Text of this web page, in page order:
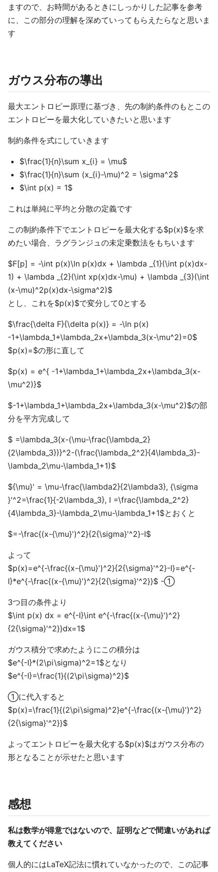
ますので、お時間があるときにしっかりした記事を参考
に、この部分の理解を深めていってもらえたらなと思いま
す
ガウス分布の導出
最大エントロピー原理に基づき、先の制約条件のもとこの
エントロピーを最大化していきたいと思います
制約条件を式にしていきます
$\frac{1}{n}\sum x_{i} = \mu$
$\frac{1}{n}\sum (x_{i}-\mu)^2 = \sigma^2$
$\int p(x) = 1$
これは単純に平均と分散の定義です
この制約条件下でエントロピーを最大化する$p(x)$を求
めたい場合、ラグランジュの未定乗数法をもちいます
$F[p] = -\int p(x)\ln p(x)dx + \lambda _{1}(\int p(x)dx-
1) + \lambda _{2}(\int xp(x)dx-\mu) + \lambda _{3}(\int
(x-\mu)^2p(x)dx-\sigma^2)$
とし、これを$p(x)$で変分して0とする
$\frac{\delta F}{\delta p(x)} = -\ln p(x)
-1+\lambda_1+\lambda_2x+\lambda_3(x-\mu^2)=0$
$p(x)=$の形に直して
$p(x) = e^{ -1+\lambda_1+\lambda_2x+\lambda_3(x-
\mu^2)}$
$-1+\lambda_1+\lambda_2x+\lambda_3(x-\mu^2)$の部
分を平方完成して
$ =\lambda_3{x-(\mu-\frac{\lambda_2}
{2\lambda_3})}^2-(\frac{\lambda_2^2}{4\lambda_3}-
\lambda_2\mu-\lambda_1+1)$
${\mu}' = \mu-\frac{\lambda2}{2\lambda3}, {\sigma
}'^2=\frac{1}{-2\lambda_3}, I =\frac{\lambda_2^2}
{4\lambda_3}-\lambda_2\mu-\lambda_1+1$とおくと
$=-\frac{(x-{\mu}')^2}{2{\sigma}'^2}-I$
よって
$p(x)=e^{-\frac{(x-{\mu}')^2}{2{\sigma}'^2}-I}=e^{-
I}*e^{-\frac{(x-{\mu}')^2}{2{\sigma}'^2}}$ -①
3つ目の条件より
$\int p(x) dx = e^{-I}\int e^{-\frac{(x-{\mu}')^2}
{2{\sigma}'^2}}dx=1$
ガウス積分で求めたようにこの積分は
$e^{-I}*(2\pi\sigma)^2=1$となり
$e^{-I}=\frac{1}{(2\pi\sigma)^2}$
①に代入すると
$p(x)=\frac{1}{(2\pi\sigma)^2}e^{-\frac{(x-{\mu}')^2}
{2{\sigma}'^2}}$
よってエントロピーを最大化する$p(x)$はガウス分布の
形となることが示せたと思います
感想
私は数学が得意ではないので、証明などで間違いがあれば
教えてください
個人的にはLaTeX記法に慣れていなかったので、この記事